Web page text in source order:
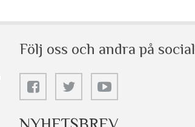
Följ oss och andra på